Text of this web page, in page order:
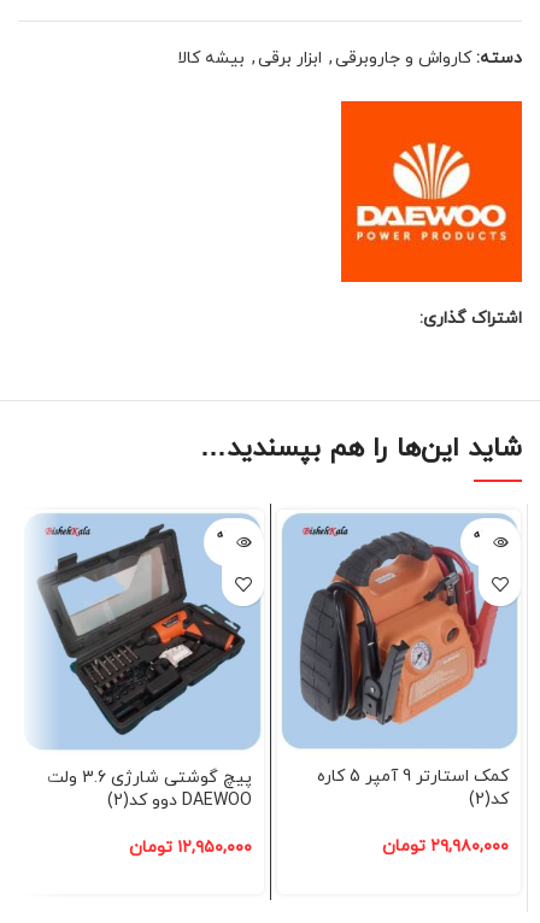
دسته: کارواش و جاروبرقی, ابزار برقی, بیشه کالا
اشتراک گذاری:
شاید این‌ها را هم بپسندید…
فروخته
شده
کمک استارتر 9 آمپر 5 کاره
کد(2)
۲۹,۹۸۰,۰۰۰ تومان
فروخته
شده
پیچ گوشتی شارژی 3.6 ولت
DAEWOO دوو کد(2)
۱۲,۹۵۰,۰۰۰ تومان